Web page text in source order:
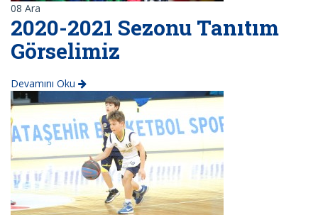
08 Ara
2020-2021 Sezonu Tanıtım
Görselimiz
Devamını Oku